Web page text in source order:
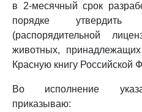
в 2-месячный срок
порядке
(распорядительной
животных,
Красную книгу Российской
Во исполнение
приказываю: